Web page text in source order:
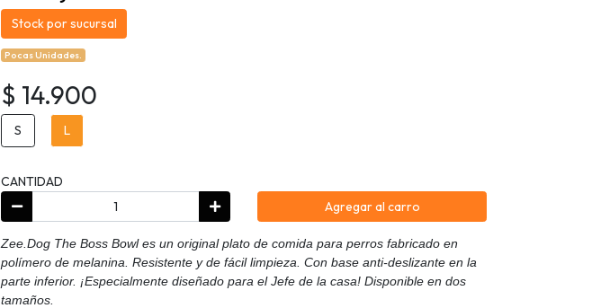
Stock por sucursal
Pocas Unidades.
$ 14.900
S L
CANTIDAD
Agregar al carro
Zee.Dog The Boss Bowl es un original plato de comida para perros fabricado en
polímero de melanina. Resistente y de fácil limpieza. Con base anti-deslizante en la
parte inferior. ¡Especialmente diseñado para el Jefe de la casa! Disponible en dos
tamaños.